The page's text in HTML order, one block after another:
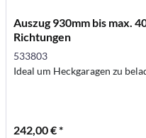
Auszug 930mm bis max.
Richtungen
533803
Ideal um Heckgaragen zu
242,00 € *